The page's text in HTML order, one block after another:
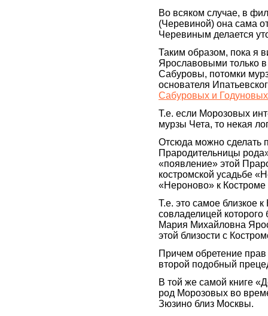
Во всяком случае, в
(Черевиной) она сама
Черевиным делается
Таким образом, пока я
Ярославовыми только в
Сабуровы, потомки
основателя
Сабуровых и
Т.е. если Морозовых
мурзы Чета, то некая
Отсюда можно сделать
Прародительницы
«появление» этой
костромской усадьбе
«Нероново» к
Т.е. это самое близкое
совладелицей
Мария Михайловна
этой близости с
Причем обретение
второй подобный
В той же самой книге
род Морозовых во
Зюзино близ Москвы.